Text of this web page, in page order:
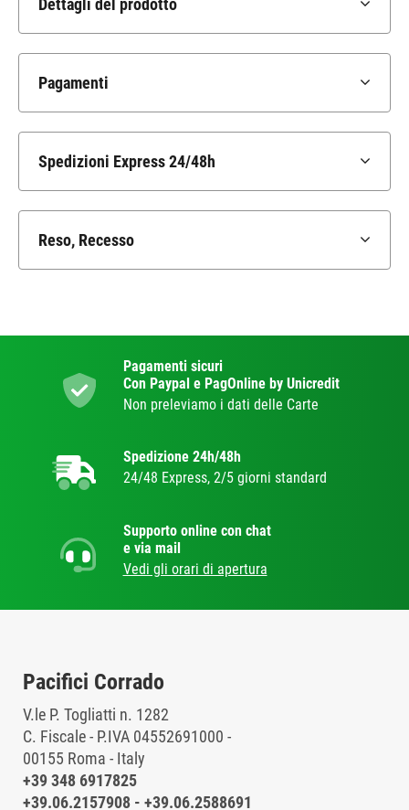
Pagamenti
Spedizioni Express 24/48h
Reso, Recesso
Pagamenti sicuri
Con Paypal e PagOnline by Unicredit
Non preleviamo i dati delle Carte
Spedizione 24h/48h
24/48 Express, 2/5 giorni standard
Supporto online con chat
e via mail
Vedi gli orari di apertura
Pacifici Corrado
V.le P. Togliatti n. 1282
C. Fiscale - P.IVA 04552691000 -
00155 Roma - Italy
+39 348 6917825
+39.06.2157908 - +39.06.2588691